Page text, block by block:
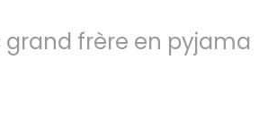
grand frère en pyjama